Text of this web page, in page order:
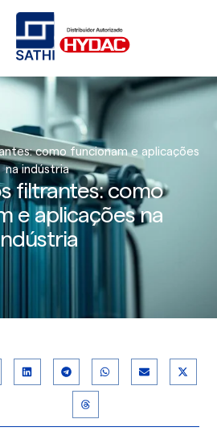
como funcionam e aplicações
na indústria
filtrantes: como
e aplicações na